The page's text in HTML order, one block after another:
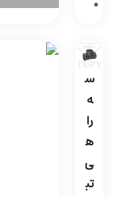
س
ه
را
ه
ی
تب